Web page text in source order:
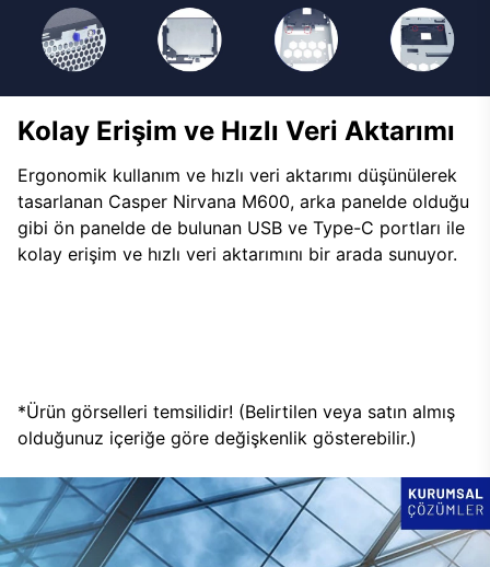
Kolay Erişim ve Hızlı Veri Aktarımı
Ergonomik kullanım ve hızlı veri aktarımı düşünülerek
tasarlanan Casper Nirvana M600, arka panelde olduğu
gibi ön panelde de bulunan USB ve Type-C portları ile
kolay erişim ve hızlı veri aktarımını bir arada sunuyor.
*Ürün görselleri temsilidir! (Belirtilen veya satın almış
olduğunuz içeriğe göre değişkenlik gösterebilir.)